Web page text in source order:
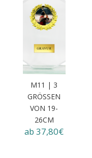
M11 | 3
GRÖSSEN
VON 19-
26CM
ab 37,80€